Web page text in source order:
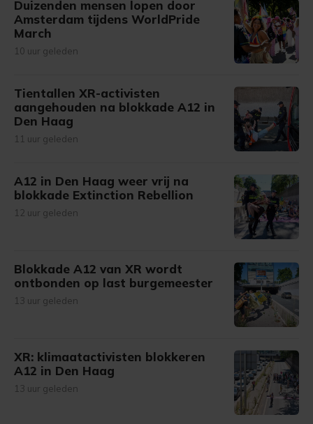
Duizenden mensen lopen door
Amsterdam tijdens WorldPride
March
10 uur geleden
Tientallen XR-activisten
aangehouden na blokkade A12 in
Den Haag
11 uur geleden
A12 in Den Haag weer vrij na
blokkade Extinction Rebellion
12 uur geleden
Blokkade A12 van XR wordt
ontbonden op last burgemeester
13 uur geleden
XR: klimaatactivisten blokkeren
A12 in Den Haag
13 uur geleden